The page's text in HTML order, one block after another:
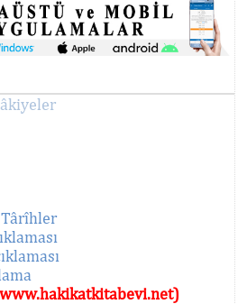
(www.hakikatkitabevi.net)